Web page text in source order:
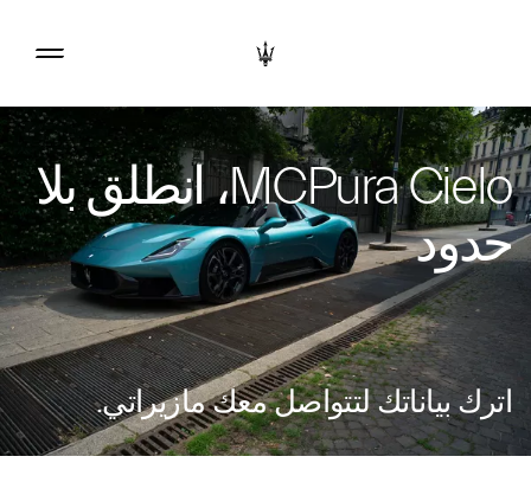
MCPura Cielo، انطلق بلا
حدود
اترك بياناتك لتتواصل معك مازيراتي.